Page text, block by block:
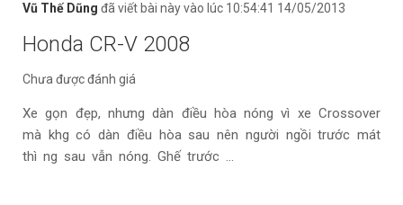
Vũ Thế Dũng đã viết bài này vào lúc 10:54:41 14/05/2013
Honda CR-V 2008
Chưa được đánh giá
Xe gọn đẹp, nhưng dàn điều hòa nóng vì xe Crossover
mà khg có dàn điều hòa sau nên người ngồi trước mát
thì ng sau vẫn nóng. Ghế trước ...